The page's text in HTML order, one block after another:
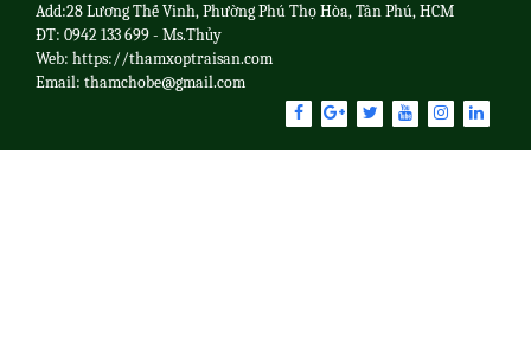
Add:28 Lương Thế Vinh, Phường Phú Thọ Hòa, Tân Phú, HCM
ĐT: 0942 133 699 - Ms.Thủy
Web: https://thamxoptraisan.com
Email: thamchobe@gmail.com